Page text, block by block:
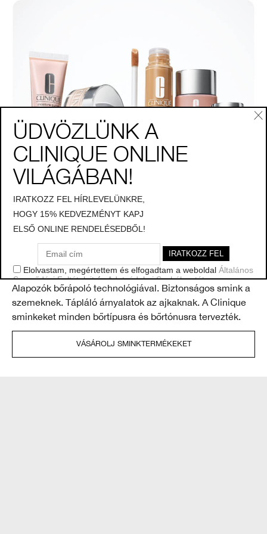
Bőrápoló sminkek
Alapozók bőrápoló technológiával. Biztonságos smink a
szemeknek. Tápláló árnyalatok az ajkaknak. A Clinique
sminkeket minden bőrtípusra és bőrtónusra tervezték.
VÁSÁROLJ SMINKTERMÉKEKET
ÜDVÖZLÜNK A
CLINIQUE ONLINE
VILÁGÁBAN!
IRATKOZZ FEL HÍRLEVELÜNKRE,
HOGY 15% KEDVEZMÉNYT KAPJ
ELSŐ ONLINE RENDELÉSEDBŐL!
Elolvastam, megértettem és elfogadtam a weboldal Általános
Szerződési FeltételeitésAdatvédelmi Szabályzatát.
Tekintsd meg Adatvédelmi Nyilatkozatunkat